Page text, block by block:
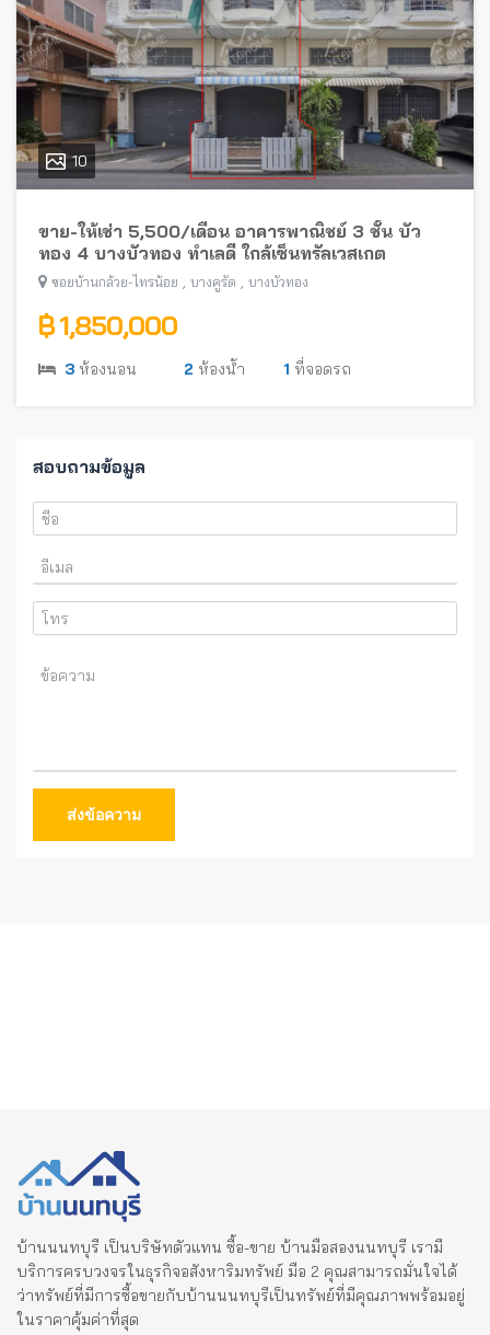
10
ขาย-ให้เช่า 5,500/เดือน อาคารพาณิชย์ 3 ชั้น บัว
ทอง 4 บางบัวทอง ทำเลดี ใกล้เซ็นทรัลเวสเกต
ซอยบ้านกล้วย-ไทรน้อย , บางคูรัด , บางบัวทอง
฿ 1,850,000
3 ห้องนอน 2 ห้องน้ำ 1 ที่จอดรถ
สอบถามข้อมูล
ส่งข้อความ
บ้านนนทบุรี เป็นบริษัทตัวแทน ซื้อ-ขาย บ้านมือสองนนทบุรี เรามี
บริการครบวงจรในธุรกิจอสังหาริมทรัพย์ มือ 2 คุณสามารถมั่นใจได้
ว่าทรัพย์ที่มีการซื้อขายกับบ้านนนทบุรีเป็นทรัพย์ที่มีคุณภาพพร้อมอยู่
ในราคาคุ้มค่าที่สุด